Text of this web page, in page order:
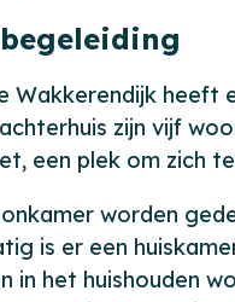
Wakkerendijk heeft
zijn vijf
een plek om zich
worden
is er een
in het huishouden